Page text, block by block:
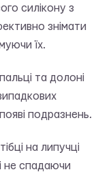
силікону з
знімати
їх.
та долоні
подразнень.
на липучці
не спадаючи